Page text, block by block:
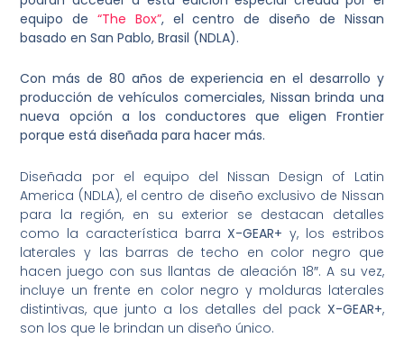
equipo de “The Box”, el centro de diseño de Nissan
basado en San Pablo, Brasil (NDLA).
Con más de 80 años de experiencia en el desarrollo y
producción de vehículos comerciales, Nissan brinda una
nueva opción a los conductores que eligen Frontier
porque está diseñada para hacer más.
Diseñada por el equipo del Nissan Design of Latin
America (NDLA), el centro de diseño exclusivo de Nissan
para la región, en su exterior se destacan detalles
como la característica barraX-GEAR+y, los estribos
laterales y las barras de techo en color negro que
hacen juego con sus llantas de aleación 18″. A su vez,
incluye un frente en color negro y molduras laterales
distintivas, que junto a los detalles del pack X-GEAR+,
son los que le brindan un diseño único.